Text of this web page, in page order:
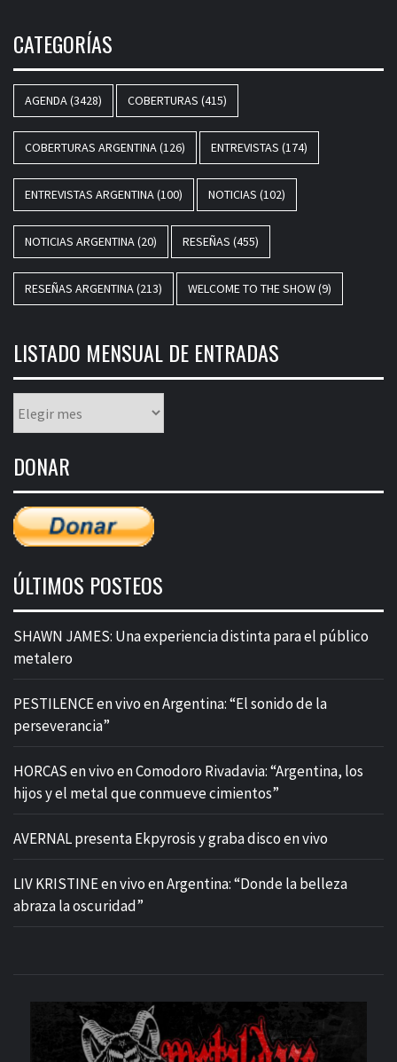
CATEGORÍAS
AGENDA(3428) COBERTURAS (415)
COBERTURAS ARGENTINA(126) ENTREVISTAS (174)
ENTREVISTAS ARGENTINA(100) NOTICIAS (102)
NOTICIAS ARGENTINA(20) RESEÑAS (455)
RESEÑAS ARGENTINA(213) WELCOME TO THE SHOW(9)
LISTADO MENSUAL DE ENTRADAS
mensual
entradas
DONAR
ÚLTIMOS POSTEOS
SHAWN JAMES: Una experiencia distinta para el público
metalero
PESTILENCE en vivo en Argentina: “El sonido de la
perseverancia”
HORCAS en vivo en Comodoro Rivadavia: “Argentina, los
hijos y el metal que conmueve cimientos”
AVERNAL presenta Ekpyrosis y graba disco en vivo
LIV KRISTINE en vivo en Argentina: “Donde la belleza
abraza la oscuridad”